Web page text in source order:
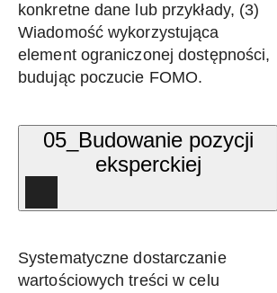
konkretne dane lub przykłady, (3)
Wiadomość wykorzystująca
element ograniczonej dostępności,
budując poczucie FOMO.
05_Budowanie pozycji
eksperckiej
Systematyczne dostarczanie
wartościowych treści w celu